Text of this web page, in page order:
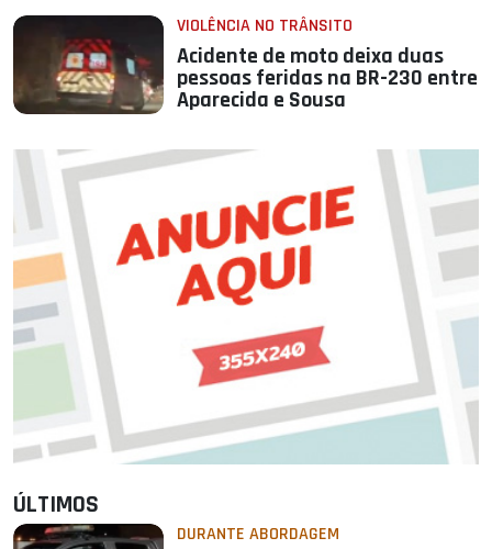
VIOLÊNCIA NO TRÂNSITO
Acidente de moto deixa duas
pessoas feridas na BR-230 entre
Aparecida e Sousa
ÚLTIMOS
DURANTE ABORDAGEM